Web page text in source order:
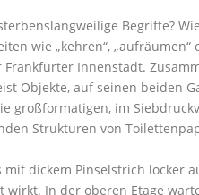
Begriffe?
wie „kehren“, „aufräumen“
Innenstadt.
Objekte, auf seinen beiden
großformatigen, im
Strukturen von
dickem Pinselstrich locker
In der oberen Etage